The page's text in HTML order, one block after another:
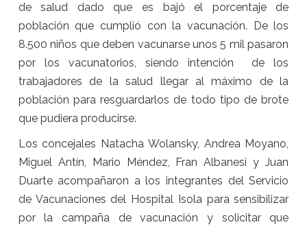
de salud dado que es bajó el porcentaje de
población que cumplió con la vacunación. De los
8.500 niños que deben vacunarse unos 5 mil pasaron
por los vacunatorios, siendo intención de los
trabajadores de la salud llegar al máximo de la
población para resguardarlos de todo tipo de brote
que pudiera producirse.
Los concejales Natacha Wolansky, Andrea Moyano,
Miguel Antín, Mario Méndez, Fran Albanesi y Juan
Duarte acompañaron a los integrantes del Servicio
de Vacunaciones del Hospital Isola para sensibilizar
por la campaña de vacunación y solicitar que